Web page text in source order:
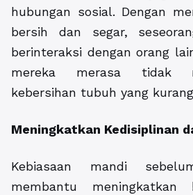
hubungan sosial. Dengan
bersih dan segar,
berinteraksi dengan orang
mereka merasa tidak
kebersihan tubuh yang
Meningkatkan Kedisiplinan
Kebiasaan mandi
membantu meningkatkan